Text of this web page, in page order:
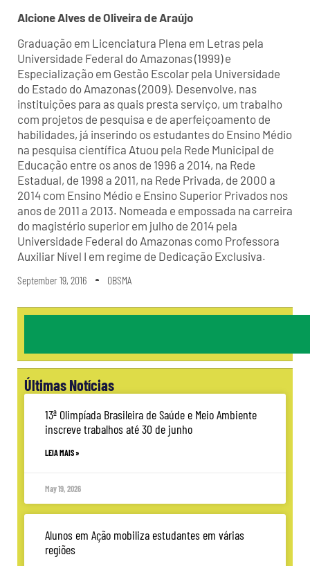
Alcione Alves de Oliveira de Araújo
Graduação em Licenciatura Plena em Letras pela
Universidade Federal do Amazonas (1999) e
Especialização em Gestão Escolar pela Universidade
do Estado do Amazonas (2009). Desenvolve, nas
instituições para as quais presta serviço, um trabalho
com projetos de pesquisa e de aperfeiçoamento de
habilidades, já inserindo os estudantes do Ensino Médio
na pesquisa científica Atuou pela Rede Municipal de
Educação entre os anos de 1996 a 2014, na Rede
Estadual, de 1998 a 2011, na Rede Privada, de 2000 a
2014 com Ensino Médio e Ensino Superior Privados nos
anos de 2011 a 2013. Nomeada e empossada na carreira
do magistério superior em julho de 2014 pela
Universidade Federal do Amazonas como Professora
Auxiliar Nível I em regime de Dedicação Exclusiva.
September 19, 2016 OBSMA
Últimas Notícias
13ª Olimpíada Brasileira de Saúde e Meio Ambiente
inscreve trabalhos até 30 de junho
LEIA MAIS »
May 19, 2026
Alunos em Ação mobiliza estudantes em várias
regiões